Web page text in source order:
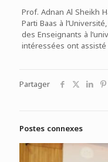
Prof. Adnan Al Sheikh
Parti Baas à
des Enseignants à
intéressées ont
Partager
Postes connexes